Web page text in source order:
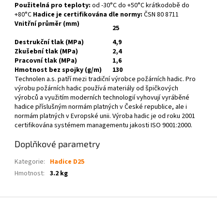
Použitelná pro teploty: od -30°C do +50°C krátkodobě do
+80°C Hadice je certifikována dle normy: ČSN 80 8711
Vnitřní průměr (mm)
25
Destrukční tlak (MPa)
4,9
Zkušební tlak (MPa)
2,4
Pracovní tlak (MPa)
1,6
Hmotnost bez spojky (g/m)
130
Technolen a.s. patří mezi tradiční výrobce požárních hadic. Pro
výrobu požárních hadic používá materiály od špičkových
výrobců a využitím moderních technologií vyhovují vyráběné
hadice příslušným normám platných v České republice, ale i
normám platných v Evropské unii. Výroba hadic je od roku 2001
certifikována systémem managementu jakosti ISO 9001:2000.
Doplňkové parametry
Kategorie: Hadice D25
Hmotnost: 3.2 kg